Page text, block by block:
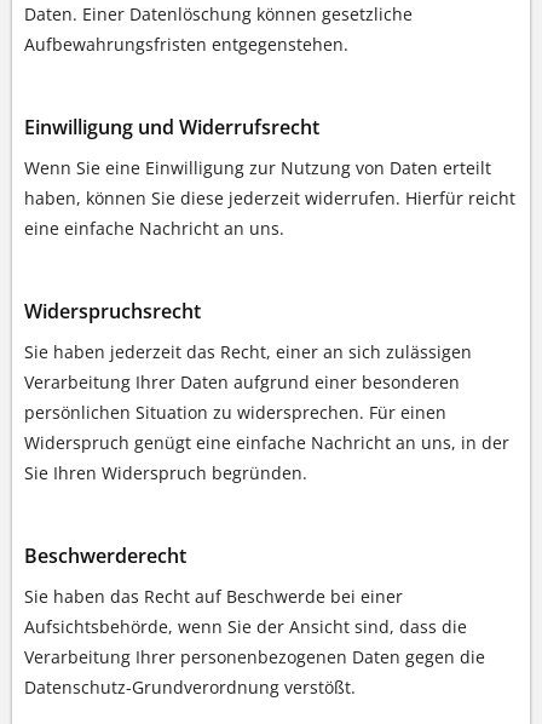
Daten. Einer Datenlöschung können gesetzliche
Aufbewahrungsfristen entgegenstehen.
Einwilligung und Widerrufsrecht
Wenn Sie eine Einwilligung zur Nutzung von Daten erteilt
haben, können Sie diese jederzeit widerrufen. Hierfür reicht
eine einfache Nachricht an uns.
Widerspruchsrecht
Sie haben jederzeit das Recht, einer an sich zulässigen
Verarbeitung Ihrer Daten aufgrund einer besonderen
persönlichen Situation zu widersprechen. Für einen
Widerspruch genügt eine einfache Nachricht an uns, in der
Sie Ihren Widerspruch begründen.
Beschwerderecht
Sie haben das Recht auf Beschwerde bei einer
Aufsichtsbehörde, wenn Sie der Ansicht sind, dass die
Verarbeitung Ihrer personenbezogenen Daten gegen die
Datenschutz-Grundverordnung verstößt.